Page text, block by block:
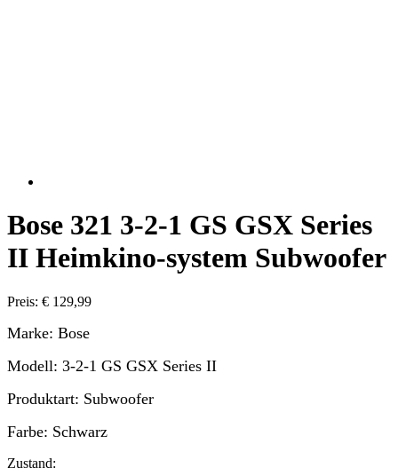
Bose 321 3-2-1 GS GSX Series
II Heimkino-system Subwoofer
Preis: € 129,99
Marke: Bose
Modell: 3-2-1 GS GSX Series II
Produktart: Subwoofer
Farbe: Schwarz
Zustand: